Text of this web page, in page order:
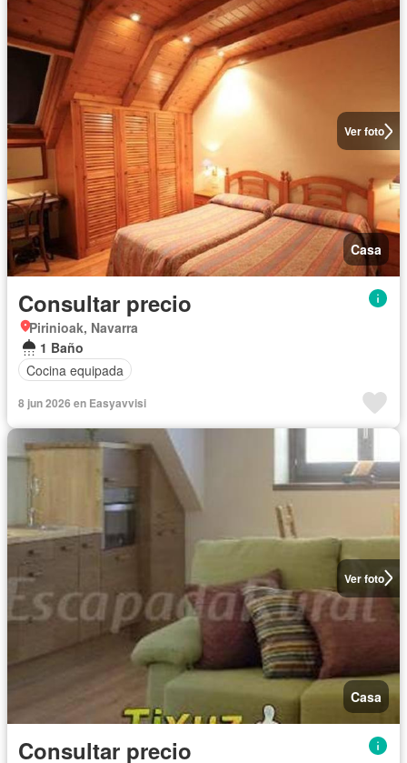
Ver foto
Casa
Consultar precio
Pirinioak, Navarra
1 Baño
Cocina equipada
8 jun 2026 en Easyavvisi
Ver foto
Casa
Consultar precio